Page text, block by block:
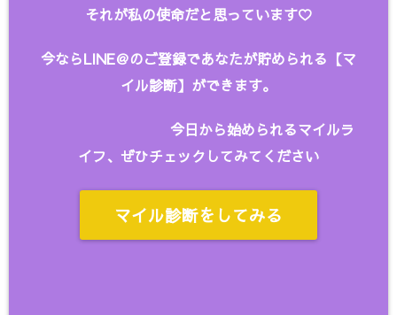
それが私の使命だと思っています♡
今ならLINE＠のご登録であなたが貯められる【マ
イル診断】ができます。
今日から始められるマイルラ
イフ、ぜひチェックしてみてください
マイル診断をしてみる